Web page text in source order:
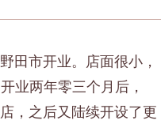
田市开业。店面很小，
业两年零三个月后，
，之后又陆续开设了更